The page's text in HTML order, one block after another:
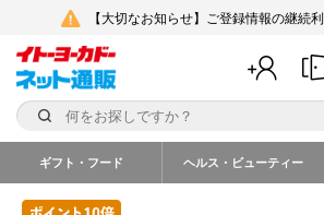
【大切なお知らせ】ご登録情報の継続
ギフト・フード ヘルス・ビューティー